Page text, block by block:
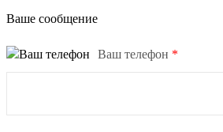
Ваше сообщение
Ваш телефон *